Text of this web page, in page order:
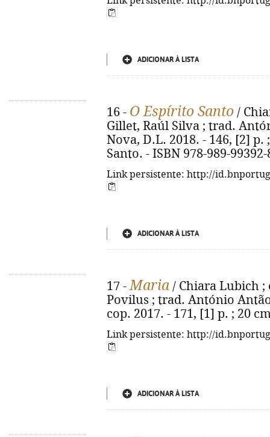
ADICIONAR À LISTA
16 - O Espírito Santo /
Gillet, Raúl Silva ; trad.
Nova, D.L. 2018. - 146, [2]
Santo. - ISBN 978-989-99392-
Link persistente: http://
ADICIONAR À LISTA
17 -Maria / Chiara Lubich ;
Povilus ; trad. António
cop. 2017. - 171, [1] p. ; 20
Link persistente: http://
ADICIONAR À LISTA